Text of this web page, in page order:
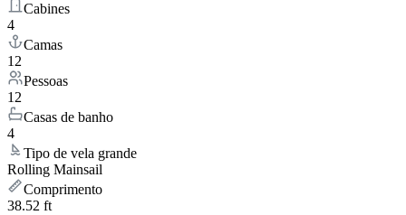
Cabines
4
Camas
12
Pessoas
12
Casas de banho
4
Tipo de vela grande
Rolling Mainsail
Comprimento
38.52 ft